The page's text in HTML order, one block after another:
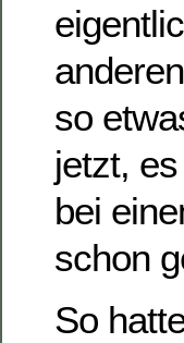
so
jetzt,
bei
schon
So